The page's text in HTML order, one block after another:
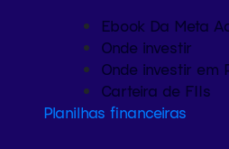
Ebook Da Meta
Onde investir
Onde investir em
Carteira de FIIs
Planilhas financeiras